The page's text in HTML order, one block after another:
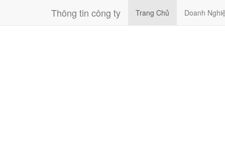
Thông tin công ty Trang Chủ Doanh